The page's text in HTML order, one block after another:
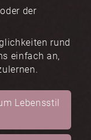
der
rund
einfach an,
Lebensstil